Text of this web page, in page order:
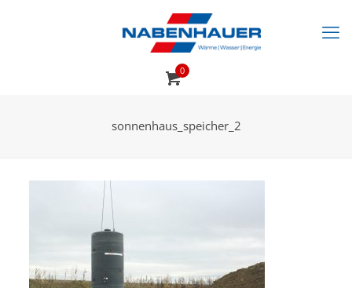
0
sonnenhaus_speicher_2